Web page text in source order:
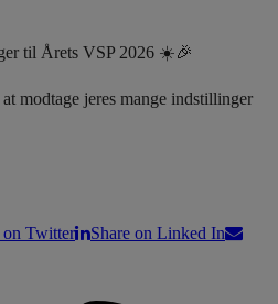
til Årets VSP 2026 ☀️🎉
modtage jeres mange indstillinger
on Twitter
Share on Linked In